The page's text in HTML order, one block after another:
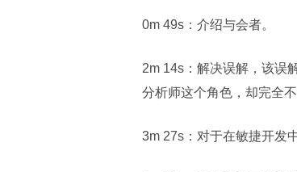
0m 49s：介绍与会者。
2m 14s：解决误解，该误
分析师这个角色，却完全
3m 27s：对于在敏捷开发